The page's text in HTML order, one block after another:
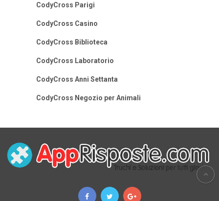
CodyCross Parigi
CodyCross Casino
CodyCross Biblioteca
CodyCross Laboratorio
CodyCross Anni Settanta
CodyCross Negozio per Animali